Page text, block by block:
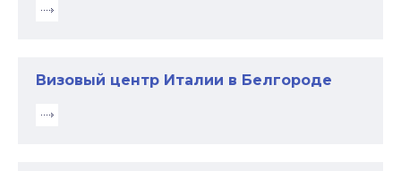
Визовый центр Италии в Белгороде